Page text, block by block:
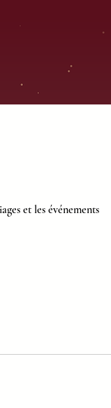
et les événements